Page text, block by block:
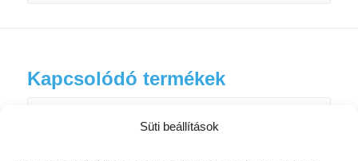
Süti beállítások
Kapcsolódó termékek